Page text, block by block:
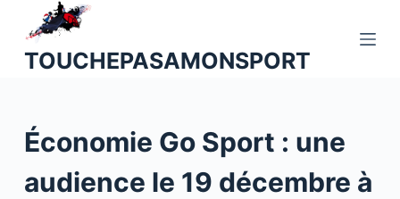
u
TOUCHEPASAMONSPORT
Économie Go Sport : une
audience le 19 décembre à